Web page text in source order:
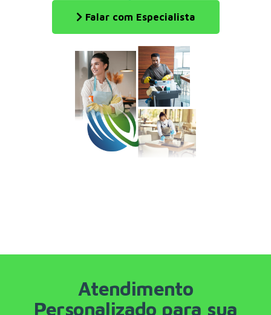
Falar com Especialista
Atendimento
Personalizado para sua